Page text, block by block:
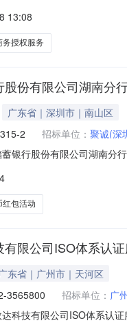
有相关业务范围，且在有
属机
13:08
务授权服务
份有限公司湖南分
广东省｜深圳市｜南山区
2 招标单位： 聚诚(深
银行股份有限公司湖南分
公司举行，经评标委员会
技术有限
红包活动
有限公司ISO体系认
广东省｜广州市｜天河区
3565800 招标单位： 广
达科技有限公司ISO体系认